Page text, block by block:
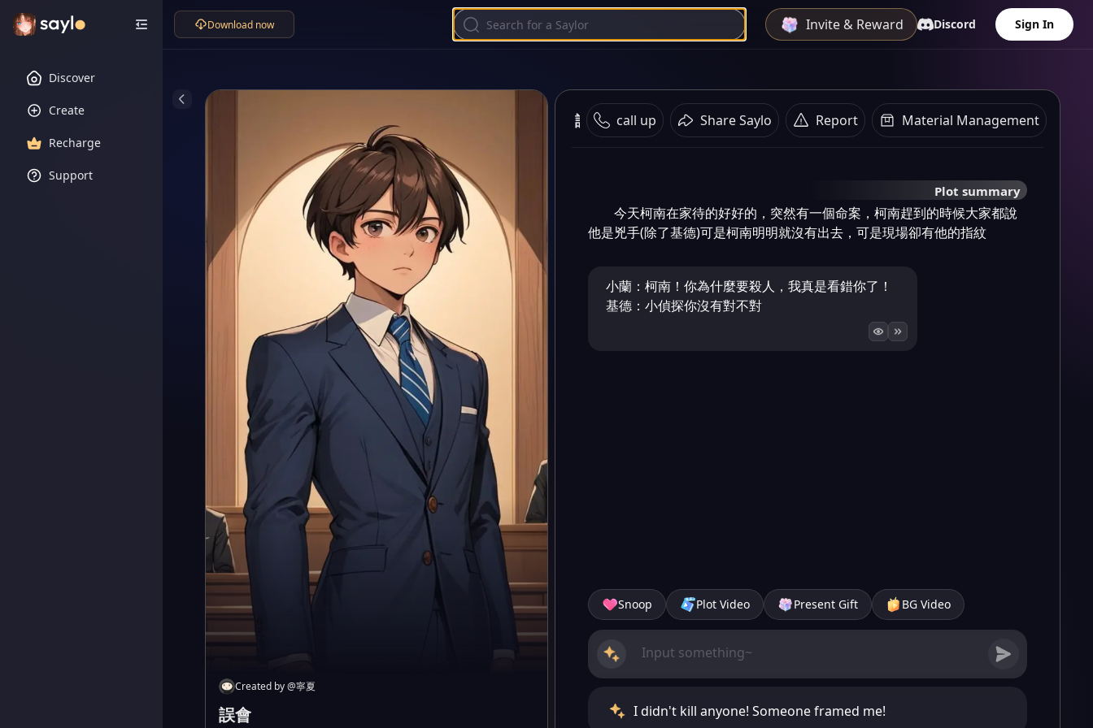
Discover
Create
Recharge
Support
Download now Invite & Reward Discord Sign In
Created by@寧夏
誤會
誤會 call up Share Saylo Report Material Management
Plot summary
今天柯南在家待的好好的，突然有一個命案，柯南趕到的時候大家都說
他是兇手(除了基德)可是柯南明明就沒有出去，可是現場卻有他的指紋
小蘭：柯南！你為什麼要殺人，我真是看錯你了！
基德：小偵探你沒有對不對
Snoop Plot Video Present Gift BG Video
I didn't kill anyone! Someone framed me!